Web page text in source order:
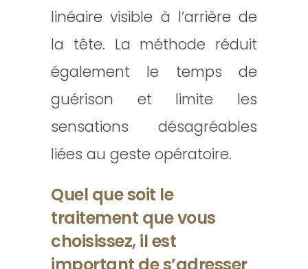
linéaire visible à l’arrière de
la tête. La méthode réduit
également le temps de
guérison et limite les
sensations désagréables
liées au geste opératoire.
Quel que soit le
traitement que vous
choisissez, il est
important de s’adresser